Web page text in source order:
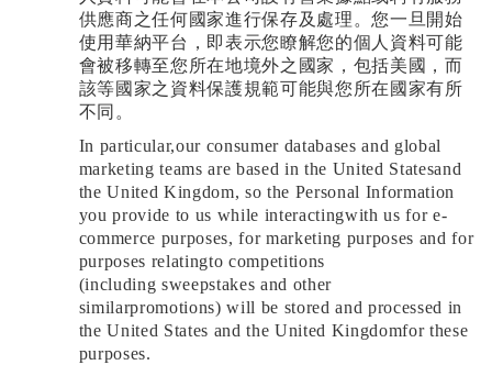
供應商之任何國家進行保存及處理。您一旦開始
使用華納平台，即表示您瞭解您的個人資料可能
會被移轉至您所在地境外之國家，包括美國，而
該等國家之資料保護規範可能與您所在國家有所
不同。
In particular,our consumer databases and global
marketing teams are based in the United Statesand
the United Kingdom, so the Personal Information
you provide to us while interactingwith us for e-
commerce purposes, for marketing purposes and for
purposes relatingto competitions
(including sweepstakes and other
similarpromotions) will be stored and processed in
the United States and the United Kingdomfor these
purposes.